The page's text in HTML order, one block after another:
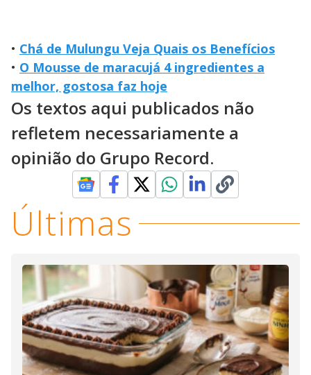
• Chá de Mulungu Veja Quais os Benefícios
• O Mousse de maracujá 4 ingredientes a
melhor, gostosa faz hoje
Os textos aqui publicados não
refletem necessariamente a
opinião do Grupo Record.
Últimas